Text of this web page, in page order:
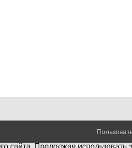
Продолжая использовать